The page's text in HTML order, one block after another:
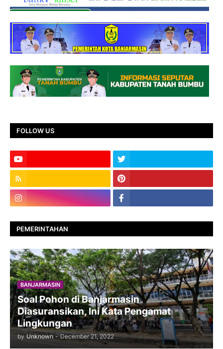
FOLLOW US
PEMERINTAHAN
BANJARMASIN
Soal Pohon di Banjarmasin
Diasuransikan, Ini Kata Pengamat
Lingkungan
by Unknown - December 21, 2022